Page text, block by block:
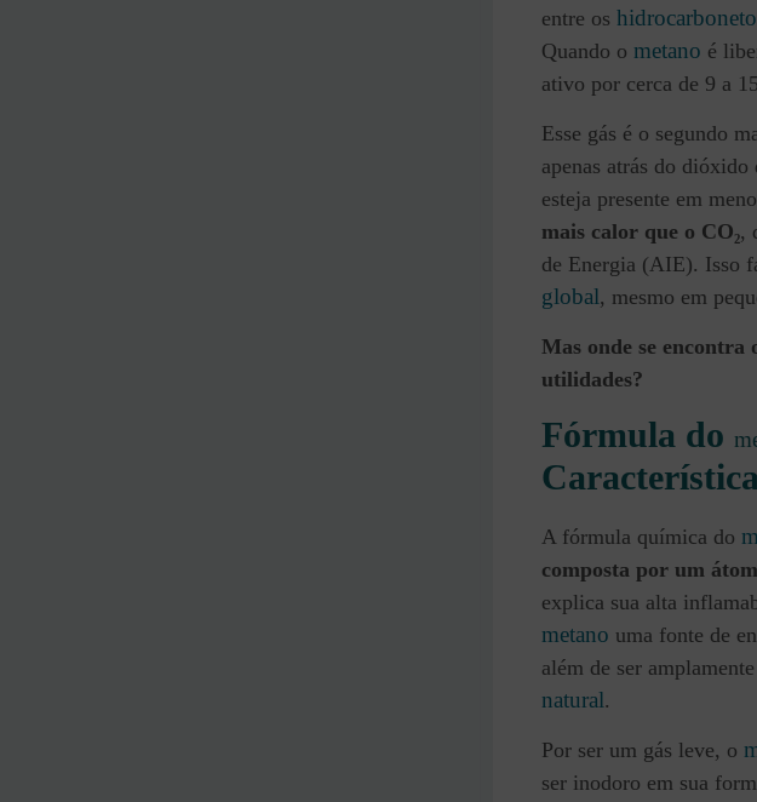
entre os
Quando o metano é
ativo por cerca de 9 a
Esse gás é o segundo
apenas atrás do
esteja presente em
mais calor que o CO₂,
de Energia (AIE). Isso
global, mesmo em
Mas onde se encontra
utilidades?
Fórmula do
A fórmula química do
composta por um
explica sua alta
metano uma fonte de
além de ser
natural.
Por ser um gás leve, o
ser inodoro em sua